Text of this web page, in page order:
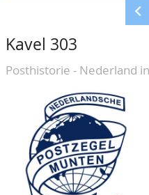
Voorwaarden
CATALOGI/OPBRENGSTEN
KEURINGSDIENST
AGENDA
OVER ONS
Ons Team
80 jarig bestaan
CONTACT
ACCOUNT
Kavel 303
Posthistorie - Nederland